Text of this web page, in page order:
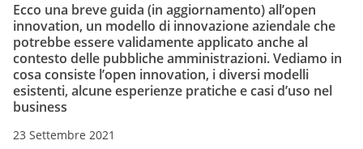
Ecco una breve guida (in aggiornamento) all’open
innovation, un modello di innovazione aziendale che
potrebbe essere validamente applicato anche al
contesto delle pubbliche amministrazioni. Vediamo in
cosa consiste l’open innovation, i diversi modelli
esistenti, alcune esperienze pratiche e casi d’uso nel
business
23 Settembre 2021